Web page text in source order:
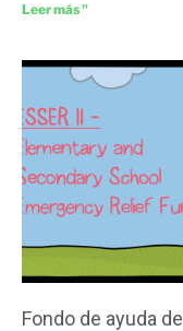
Leer más "
Fondo de ayuda